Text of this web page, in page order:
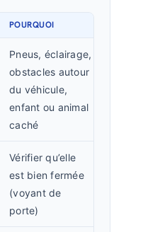
POURQUOI
Pneus, éclairage,
obstacles autour
du véhicule,
enfant ou animal
caché
Vérifier qu’elle
est bien fermée
(voyant de
porte)